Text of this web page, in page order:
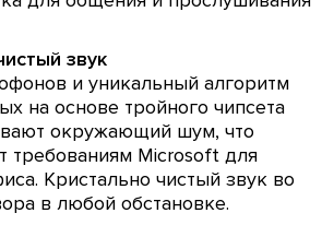
звук
и уникальный алгоритм
на основе тройного чипсета
окружающий шум, что
требованиям Microsoft для
Кристально чистый звук во
в любой обстановке.